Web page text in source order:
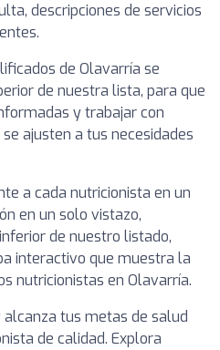
descripciones de servicios
de Olavarría se
de nuestra lista, para que
y trabajar con
ajusten a tus necesidades
a cada nutricionista en un
en un solo vistazo,
de nuestro listado,
interactivo que muestra la
nutricionistas en Olavarría.
tus metas de salud
de calidad. Explora